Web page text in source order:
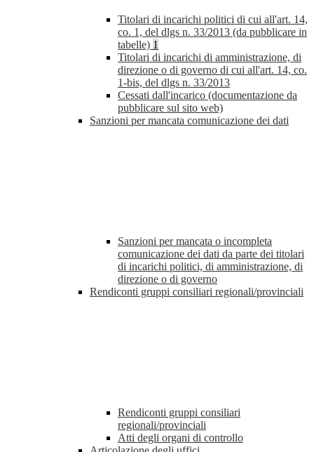
Titolari di incarichi politici di cui all'art. 14,
co. 1, del dlgs n. 33/2013 (da pubblicare in
tabelle) 1
Titolari di incarichi di amministrazione, di
direzione o di governo di cui all'art. 14, co.
1-bis, del dlgs n. 33/2013
Cessati dall'incarico (documentazione da
pubblicare sul sito web)
Sanzioni per mancata comunicazione dei dati
Sanzioni per mancata o incompleta
comunicazione dei dati da parte dei titolari
di incarichi politici, di amministrazione, di
direzione o di governo
Rendiconti gruppi consiliari regionali/provinciali
Rendiconti gruppi consiliari
regionali/provinciali
Atti degli organi di controllo